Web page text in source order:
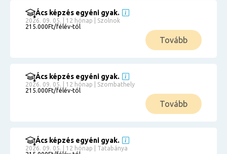
Ács képzés egyéni gyak.
2026. 09. 05. | 12 hónap | Szolnok
215.000Ft/félév-tól
Tovább
Ács képzés egyéni gyak.
2026. 09. 05. | 12 hónap | Szombathely
215.000Ft/félév-tól
Tovább
Ács képzés egyéni gyak.
2026. 09. 05. | 12 hónap | Tatabánya